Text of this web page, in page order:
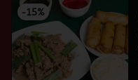
-15%